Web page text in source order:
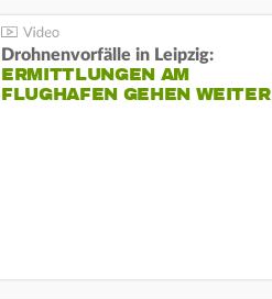
Drohnenvorfälle in Leipzig:
ERMITTLUNGEN AM
FLUGHAFEN GEHEN WEITER